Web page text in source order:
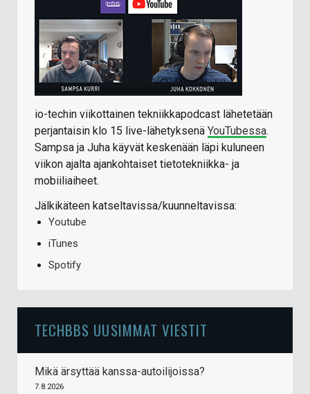
io-techin viikottainen tekniikkapodcast lähetetään
perjantaisin klo 15 live-lähetyksenä YouTubessa.
Sampsa ja Juha käyvät keskenään läpi kuluneen
viikon ajalta ajankohtaiset tietotekniikka- ja
mobiiliaiheet.
Jälkikäteen katseltavissa/kuunneltavissa:
Youtube
iTunes
Spotify
TECHBBS UUSIMMAT VIESTIT
Mikä ärsyttää kanssa-autoilijoissa?
7.8.2026